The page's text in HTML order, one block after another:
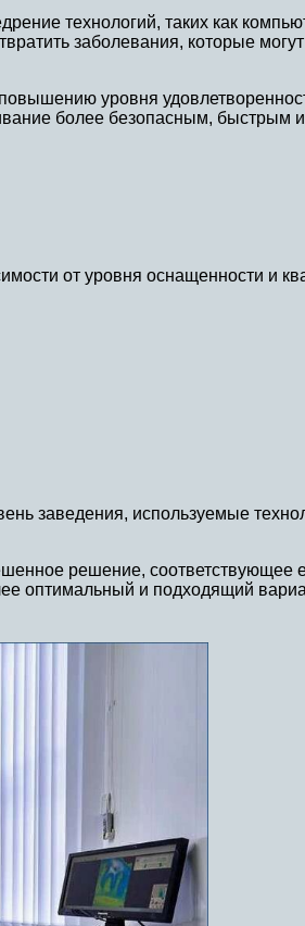
технологий, таких как
заболевания, которые
уровня
более безопасным, быстрым
от уровня оснащенности и
заведения, используемые
решение, соответствующее
оптимальный и подходящий